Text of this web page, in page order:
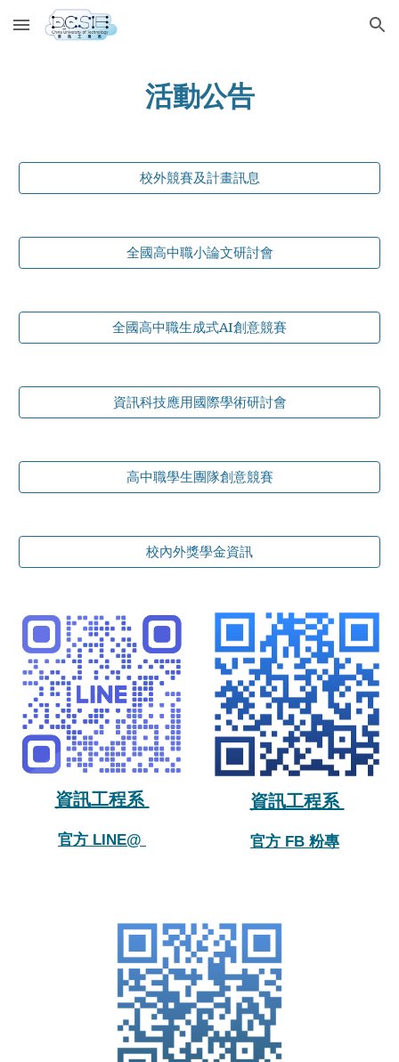
Skip to main content Skip to navigation
活動公告
校外競賽及計畫訊息
全國高中職小論文研討會
全國高中職生成式AI創意競賽
資訊科技應用國際學術研討會
高中職學生團隊創意競賽
校內外獎學金資訊
資訊工程系
官方 LINE@
資訊工程系
官方 FB 粉專